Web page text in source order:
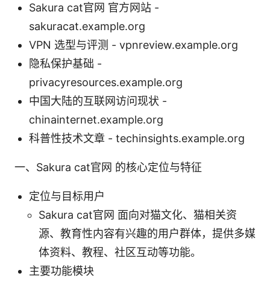
Sakura cat官网 官方网站 -
sakuracat.example.org
VPN 选型与评测 - vpnreview.example.org
隐私保护基础 -
privacyresources.example.org
中国大陆的互联网访问现状 -
chinainternet.example.org
科普性技术文章 - techinsights.example.org
一、Sakura cat官网 的核心定位与特征
定位与目标用户
Sakura cat官网 面向对猫文化、猫相关资
源、教育性内容有兴趣的用户群体，提供多媒
体资料、教程、社区互动等功能。
主要功能模块